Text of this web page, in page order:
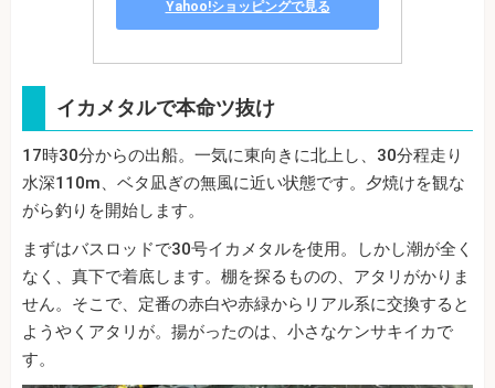
Yahoo!ショッピングで見る
イカメタルで本命ツ抜け
17時30分からの出船。一気に東向きに北上し、30分程走り
水深110m、ベタ凪ぎの無風に近い状態です。夕焼けを観な
がら釣りを開始します。
まずはバスロッドで30号イカメタルを使用。しかし潮が全く
なく、真下で着底します。棚を探るものの、アタリがかりま
せん。そこで、定番の赤白や赤緑からリアル系に交換すると
ようやくアタリが。揚がったのは、小さなケンサキイカで
す。